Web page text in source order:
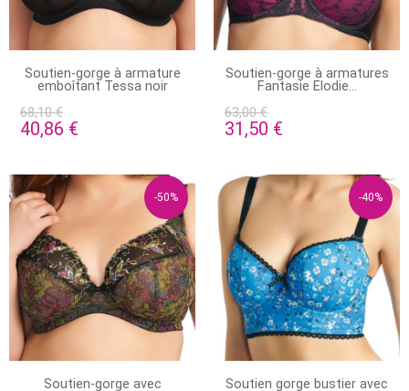
EN STOCK
Soutien-gorge à armature
emboîtant Tessa noir
68,10 €
40,86 €
STOCK ÉPUISÉ
Soutien-gorge à armatures
Fantasie Elodie...
63,00 €
31,50 €
-50%
EN STOCK
Soutien-gorge avec
-40%
PRODUIT DISPONIBLE AVEC
Soutien gorge bustier avec